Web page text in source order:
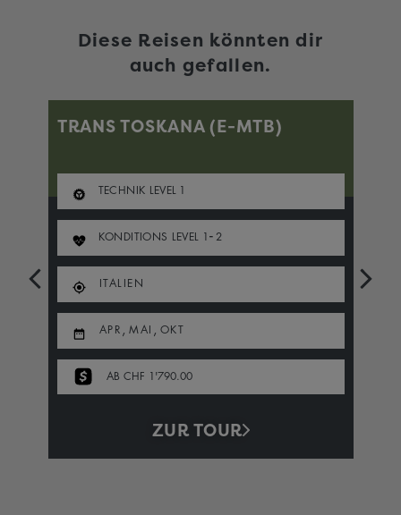
Diese Reisen könnten dir
auch gefallen.
TRANS TOSKANA (E-MTB)
TECHNIK LEVEL
KONDITIONS LEVEL 1- 2
ITALIEN
APR , MAI , OKT
AB CHF 1'790.00
ZUR TOUR